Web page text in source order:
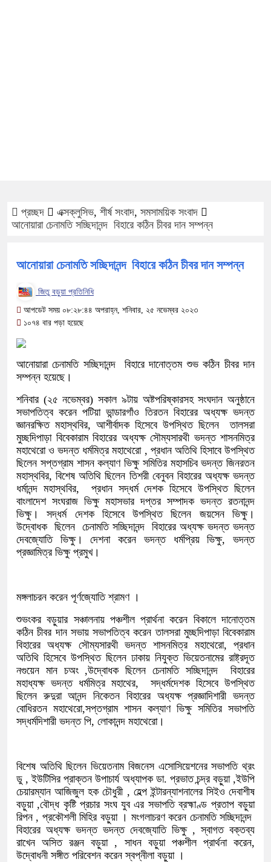
প্রচ্ছদ এক্সক্লুসিভ, শীর্ষ সংবাদ, সমসাময়িক সংবাদ
আনোয়ারা চেনামতি সচ্ছিদানন্দ বিহারে কঠিন চীবর দান সম্পন্ন
আনোয়ারা চেনামতি সচ্ছিদানন্দ বিহারে কঠিন চীবর দান সম্পন্ন
জিতু বড়ুয়া প্রতিনিধি
আপডেট সময় ০৮:২৮:৪৪ অপরাহ্ন, শনিবার, ২৫ নভেম্বর ২০২৩
১০৭৪ বার পড়া হয়েছে
আনোয়ারা চেনামতি সচ্ছিদানন্দ বিহারে দানোত্তম শুভ কঠিন চীবর দান
সম্পন্ন হয়েছে।
শনিবার (২৫ নভেম্বর) সকাল ৯টায় অষ্টপরিষ্কারসহ সংঘদান অনুষ্ঠানে
সভাপতিত্ব করেন পটিয়া ভান্ডারগাঁও তিরতন বিহারের অধ্যক্ষ ভদন্ত
জ্ঞানরক্ষিত মহাস্থবির, আশীর্বাদক হিসেবে উপস্থিত ছিলেন তালসরা
মুচ্ছদিপাড়া বিবেকারাম বিহারের অধ্যক্ষ সৌম্যসারথী ভদন্ত শাসনমিত্র
মহাথেরো ও ভদন্ত ধর্মমিত্র মহাথেরো , প্রধান অতিথি হিসাবে উপস্থিত
ছিলেন সপ্তগ্রাম শাসন কল্যাণ ভিক্ষু সমিতির মহাসচিব ভদন্ত জিনরতন
মহাস্থবির, বিশেষ অতিথি ছিলেন তিশরী বেনুবন বিহারের অধ্যক্ষ ভদন্ত
ধর্মানন্দ মহাস্থবির, প্রধান সদ্ধর্ম দেশক হিসেবে উপস্থিত ছিলেন
বাংলাদেশ সংঘরাজ ভিক্ষু মহাসভার দপ্তর সম্পাদক ভদন্ত রতনানন্দ
ভিক্ষু। সদ্ধর্ম দেশক হিসেবে উপস্থিত ছিলেন জয়সেন ভিক্ষু।
উদ্বোধক ছিলেন চেনামতি সচ্ছিদানন্দ বিহারের অধ্যক্ষ ভদন্ত ভদন্ত
দেবজ্যোতি ভিক্ষু। দেশনা করেন ভদন্ত ধর্মপ্রিয় ভিক্ষু, ভদন্ত
প্রজ্ঞামিত্র ভিক্ষু প্রমুখ।
মঙ্গলাচরন করেন পূর্ণজ্যোতি শ্রামণ ।
শুভংকর বড়ুয়ার সঞ্চালনায় পঞ্চশীল প্রার্থনা করেন বিকালে দানোত্তম
কঠিন চীবর দান সভায় সভাপতিত্ব করেন তালসরা মুচ্ছদিপাড়া বিবেকারাম
বিহারের অধ্যক্ষ সৌম্যসারথী ভদন্ত শাসনমিত্র মহাথেরো, প্রধান
অতিথি হিসেবে উপস্থিত ছিলেন ঢাকায় নিযুক্ত ভিয়েতনামের রাষ্ট্রদূত
নগুয়েন মান চঅং ,উদ্বোধক ছিলেন চেনামতি সচ্ছিদানন্দ বিহারের
মহাধ্যক্ষ ভদন্ত ধর্মমিত্র মহাথের, সদ্ধর্মদেশক হিসেবে উপস্থিত
ছিলেন রুদুরা আনন্দ নিকেতন বিহারের অধ্যক্ষ প্রজ্ঞাদিশারী ভদন্ত
বোধিরতন মহাথেরো,সপ্তগ্রাম শাসন কল্যাণ ভিক্ষু সমিতির সভাপতি
সদ্ধর্মদিশারী ভদন্ত পি, লোকানন্দ মহাথেরো।
বিশেষ অতিথি ছিলেন ভিয়েতনাম বিজনেস এসোসিয়েশনের সভাপতি থ্রং
ডু , ইউটিসির প্রাক্তন উপাচার্য অধ্যাপক ডা. প্রভাত চন্দ্র বড়ুয়া ,ইউপি
চেয়ারম্যান আজিজুল হক চৌধুরী , হেল্প ইন্টারন্যাশনালের সিইও দেবাশীষ
বড়ুয়া ,বৌদ্ধ কৃষ্টি প্রচার সংঘ যুব এর সভাপতি ব্রহ্মাণ্ড প্রতাপ বড়ুয়া
রিপন , প্রকৌশলী মিহির বড়ুয়া । মংগলাচরণ করেন চেনামতি সচ্ছিদানন্দ
বিহারের অধ্যক্ষ ভদন্ত ভদন্ত দেবজ্যোতি ভিক্ষু , স্বাগত বক্তব্য
রাখেন অসিত রঞ্জন বড়ুয়া , সাধন বড়ুয়া পঞ্চশীল প্রার্থনা করেন,
উদ্বোধনী সঙ্গীত পরিবেশন করেন স্বপ্নীলা বড়ুয়া ।